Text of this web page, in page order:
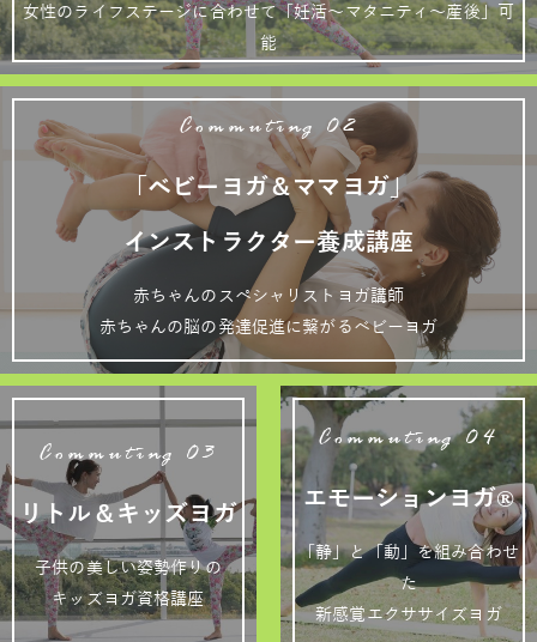
女性のライフステージに合わせて「妊活～マタニティ～産後」可
能
Commuting 02
「ベビーヨガ＆ママヨガ」
インストラクター養成講座
赤ちゃんのスペシャリストヨガ講師
赤ちゃんの脳の発達促進に繋がるベビーヨガ
Commuting 03
リトル＆キッズヨガ
子供の美しい姿勢作りの
キッズヨガ資格講座
Commuting 04
エモーションヨガ®
「静」と「動」を組み合わせ
た
新感覚エクササイズヨガ